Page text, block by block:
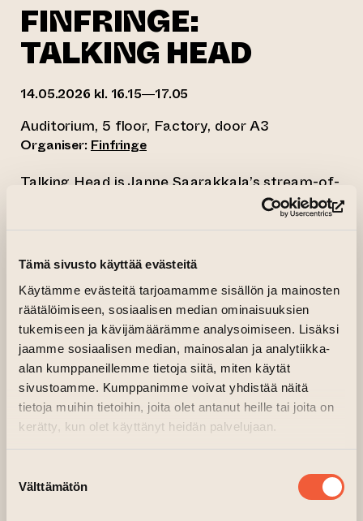
Tämä sivusto käyttää evästeitä
Käytämme evästeitä tarjoamamme sisällön ja mainosten
räätälöimiseen, sosiaalisen median ominaisuuksien
tukemiseen ja kävijämäärämme analysoimiseen. Lisäksi
jaamme sosiaalisen median, mainosalan ja analytiikka-
alan kumppaneillemme tietoja siitä, miten käytät
sivustoamme. Kumppanimme voivat yhdistää näitä
tietoja muihin tietoihin, joita olet antanut heille tai joita on
kerätty, kun olet käyttänyt heidän palvelujaan.
valinta
Välttämätön
FINFRINGE:
TALKING HEAD
14.05.2026 kl. 16.15—17.05
Auditorium, 5 floor, Factory, door A3
Organiser: Finfringe
Talking Head is Janne Saarakkala’s stream-of-
consciousness performance, where he
verbalizes every movement of his mind without
feels, and remembers in the moment. First,
Saarakkala speaks with his eyes closed, then
with eyes open facing the audience.
Additionally, he performs a roughly 5-minute
task that he doesn’t know about in advance.
Otherwise, there is no plan—just the present
and what Saarakkala is thinking right now.
Stylistically, Talking Head combines
The core experience of this piece, which
explores the nature of thought and its effects,